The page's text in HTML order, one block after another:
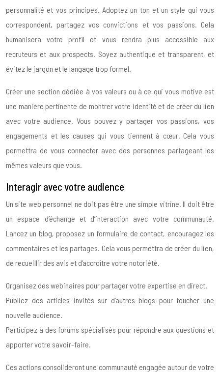
personnalité et vos principes. Adoptez un ton et un style qui vous
correspondent, partagez vos convictions et vos passions. Cela
humanisera votre profil et vous rendra plus accessible aux
recruteurs et aux prospects. Soyez authentique et transparent, et
évitez le jargon et le langage trop formel.
Créer une section dédiée à vos valeurs ou à ce qui vous motive est
une manière pertinente de montrer votre identité et de créer du lien
avec votre audience. Vous pouvez y partager vos passions, vos
engagements et les causes qui vous tiennent à cœur. Cela vous
permettra de vous connecter avec des personnes partageant les
mêmes valeurs que vous.
Interagir avec votre audience
Un site web personnel ne doit pas être une simple vitrine. Il doit être
un espace d’échange et d’interaction avec votre communauté.
Lancez un blog, proposez un formulaire de contact, encouragez les
commentaires et les partages. Cela vous permettra de créer du lien,
de recueillir des avis et d’accroître votre notoriété.
Organisez des webinaires pour partager votre expertise en direct.
Publiez des articles invités sur d’autres blogs pour toucher une
nouvelle audience.
Participez à des forums spécialisés pour répondre aux questions et
apporter votre savoir-faire.
Ces actions consolideront une communauté engagée autour de votre